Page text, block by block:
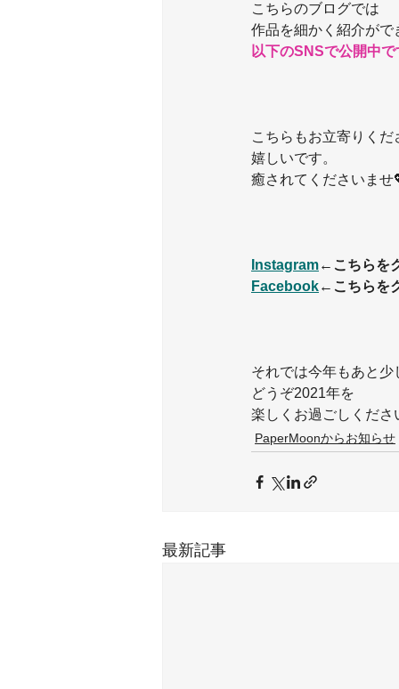
こちらのブログでは
作品を細かく紹介がで
以下のSNSで公開中
こちらもお立寄りくだ
嬉しいです。
癒されてくださいませ
Instagram←こちらを
Facebook←こちらを
それでは今年もあと少
どうぞ2021年を
楽しくお過ごしくださ
PaperMoonからお知らせ
最新記事